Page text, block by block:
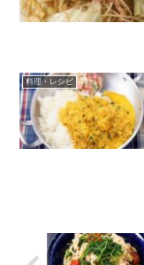
料理・レシピ